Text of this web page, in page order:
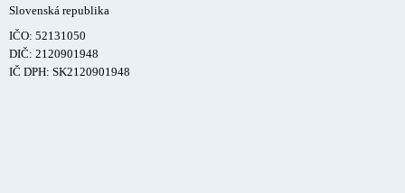
Slovenská republika
IČO: 52131050
DIČ: 2120901948
IČ DPH: SK2120901948